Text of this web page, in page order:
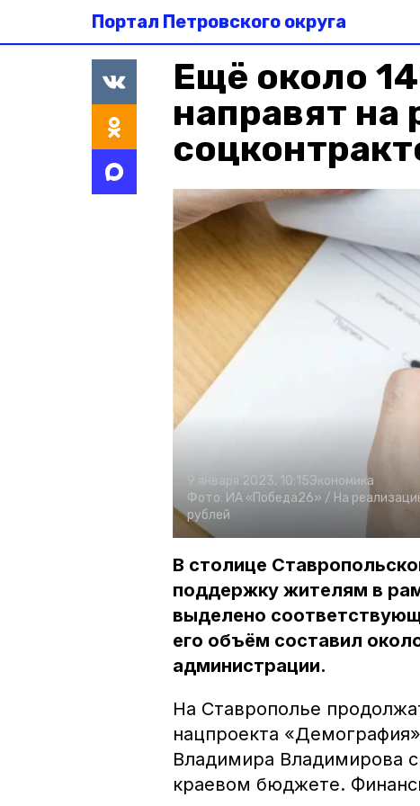
Портал Петровского округа
Ещё около
направят на
9 января 2023, 10:15Экономика
Фото: ИА «Победа26» / На
рублей
В столице
поддержку жителям в
выделено
его объём составил
администрации.
На Ставрополье
нацпроекта
Владимира Владимирова
краевом бюджете.